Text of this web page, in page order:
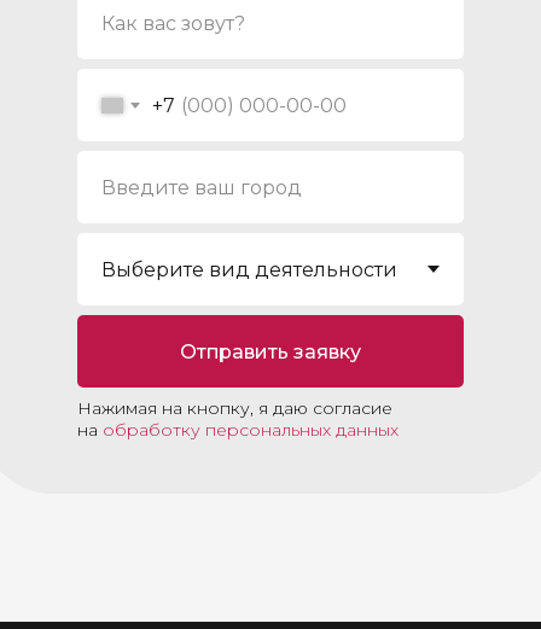
+7
Отправить заявку
Нажимая на кнопку, я даю согласие
на обработку персональных данных